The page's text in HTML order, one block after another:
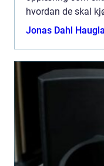
hvordan de skal
Jonas Dahl